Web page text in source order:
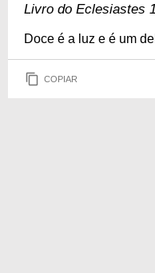
Livro do Eclesiastes
Doce é a luz e é um
COPIAR